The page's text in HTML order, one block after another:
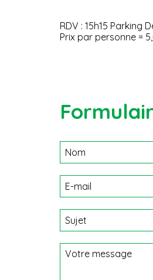
RDV : 15h15 Parking
Prix par personne =